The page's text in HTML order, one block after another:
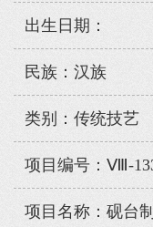
出生日期：
民族：汉族
类别：传统技艺
项目编号：Ⅷ-
项目名称：砚台